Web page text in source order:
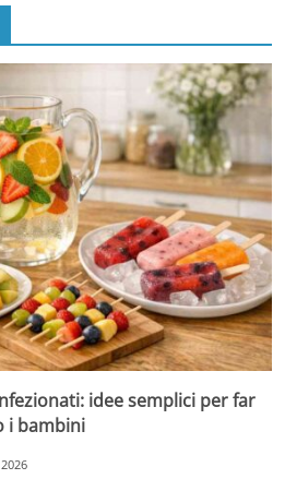
idee semplici per far
i bambini